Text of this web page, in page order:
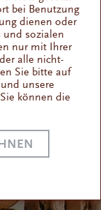
bei Benutzung
dienen oder
sozialen
nur mit Ihrer
alle nicht-
Sie bitte auf
unsere
können die